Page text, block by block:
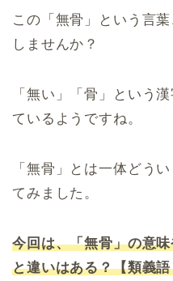
この「無骨」という言
しませんか？
「無い」「骨」という
ているようですね。
「無骨」とは一体どう
てみました。
今回は、「無骨」の意
と違いはある？【類義